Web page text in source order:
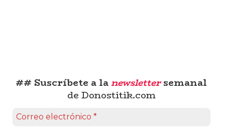
## Suscríbete a lanewslettersemanal
de Donostitik.com